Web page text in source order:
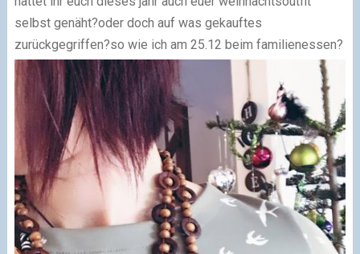
selbst genäht?oder doch auf was gekauftes
zurückgegriffen?so wie ich am 25.12 beim familienessen?